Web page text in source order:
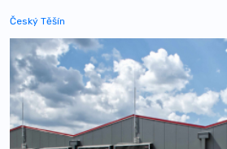
Český Těšín